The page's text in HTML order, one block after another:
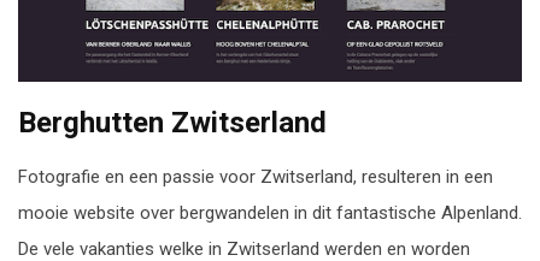
Berghutten Zwitserland
Fotografie en een passie voor Zwitserland, resulteren in een
mooie website over bergwandelen in dit fantastische Alpenland.
De vele vakanties welke in Zwitserland werden en worden